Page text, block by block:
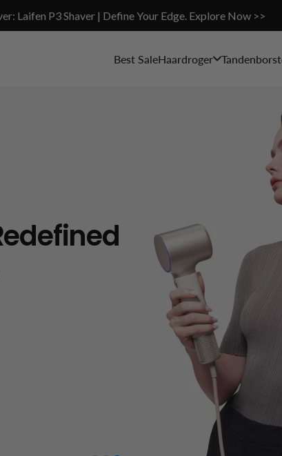
Laifen P3 Shaver | Define Your Edge. Explore Now >>
Best SaleHaardroger